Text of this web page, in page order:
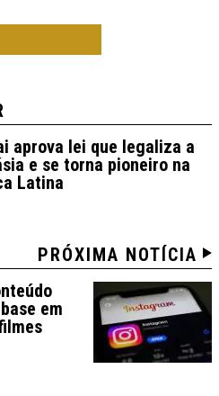
aprova lei que legaliza a
e se torna pioneiro na
Latina
PRÓXIMA NOTÍCIA
em